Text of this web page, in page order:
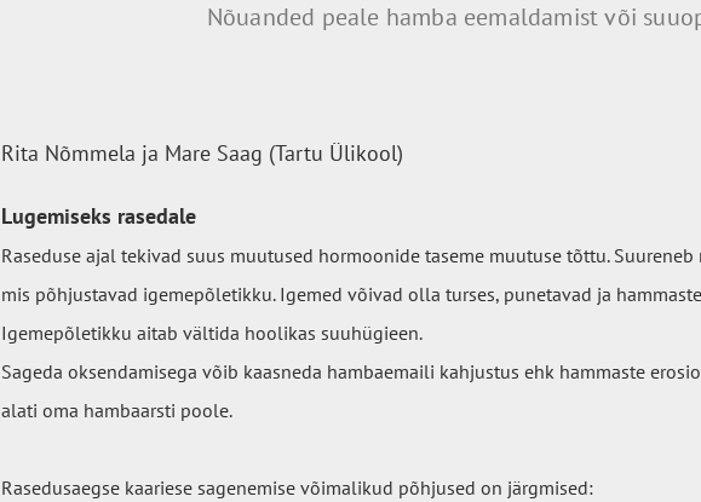
Nõuanded peale hamba eemaldamist või
Rita Nõmmela ja Mare Saag (Tartu Ülikool)
Lugemiseks rasedale
Raseduse ajal tekivad suus muutused hormoonide taseme muutuse tõttu.
mis põhjustavad igemepõletikku. Igemed võivad olla turses, punetavad ja
Igemepõletikku aitab vältida hoolikas suuhügieen.
Sageda oksendamisega võib kaasneda hambaemaili kahjustus ehk hammaste
alati oma hambaarsti poole.
Rasedusaegse kaariese sagenemise võimalikud põhjused on järgmised: